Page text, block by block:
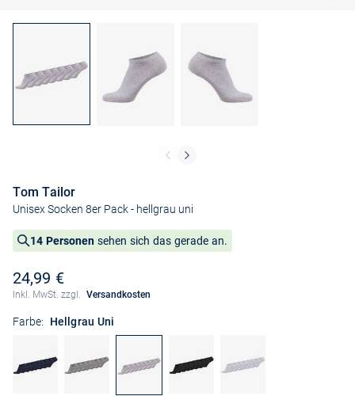
Tom Tailor
Unisex Socken 8er Pack- hellgrau uni
14 Personen sehen sich das gerade an.
24,99 €
Inkl. MwSt. zzgl. Versandkosten
Farbe: Hellgrau Uni